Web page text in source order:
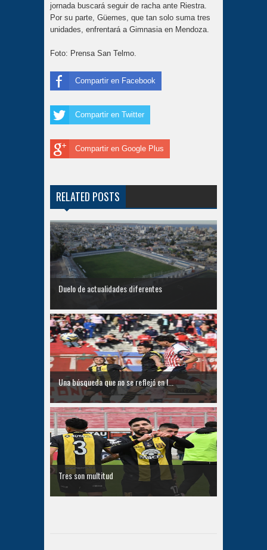
jornada buscará seguir de racha ante Riestra.
Por su parte, Güemes, que tan solo suma tres
unidades, enfrentará a Gimnasia en Mendoza.
Foto: Prensa San Telmo.
Compartir en Facebook
Compartir en Twitter
Compartir en Google Plus
RELATED POSTS
Duelo de actualidades diferentes
Una búsqueda que no se reflejó en l...
Tres son multitud